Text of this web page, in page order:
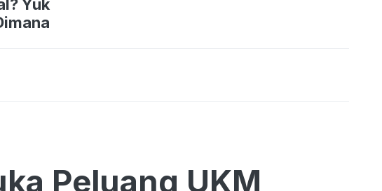
Yuk
Peluang UKM